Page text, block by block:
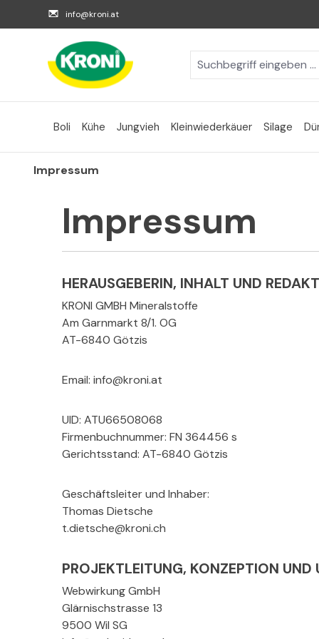
Hauptinhalt springen
Zur Suche springen
Zur Hauptnavigation springen
info@kroni.at
Boli Kühe Jungvieh Kleinwiederkäuer Silage
Impressum
Impressum
HERAUSGEBERIN, INHALT UND
KRONI GMBH Mineralstoffe
Am Garnmarkt 8/1. OG
AT-6840 Götzis
Email: info@kroni.at
UID: ATU66508068
Firmenbuchnummer: FN 364456 s
Gerichtsstand: AT-6840 Götzis
Geschäftsleiter und Inhaber:
Thomas Dietsche
t.dietsche@kroni.ch
PROJEKTLEITUNG, KONZEPTION UND
Webwirkung GmbH
Glärnischstrasse 13
9500 Wil SG